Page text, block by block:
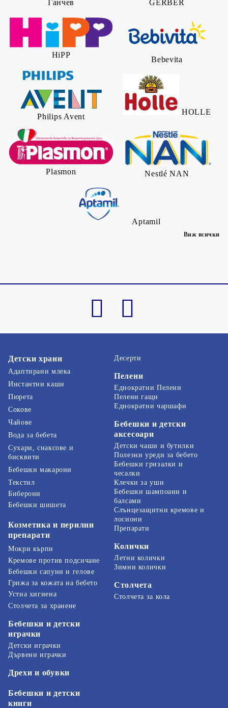
Ганчев GERBER
HiPP Bebevita
Philips Avent
HOLLE
Plasmon Nestlé NAN
Aptamil
Виж всички
Детски храни
Адаптирани млека
Инстантни каши
Пюрета
Сокове
Чайове
Вода за бебета
Сухари, снаксове и
бисквити
Бебешки макарони
Десерти
Пелени
Еднократни Пелени
Пелени гащи
Еднократни чаршафи
Бебешки и детски
аксесоари
Детски чаши и бутилки
Полезни уреди за бебето
Бебешки гризалки и
чесалки
Текстил
Биберони
Бебешки шишета
Козметика и перилни
препарати
Мокри кърпи
Кремове против подсичане
Бебешки сапуни и гелове
Грижа за кожата на бебето
Устна хигиена
Клечки за уши
Бебешки шампоани и
балсами
Слънцезащитни кремове и
лосиони
Препарати
Колички
Летни колички
Зимни колички
Столчета
Столчета за кола
Столчета за хранене
Бебешки и детски
играчки
Детски играчки
Дървени играчки
Дрехи и обувки
Бебешки и детски
книги